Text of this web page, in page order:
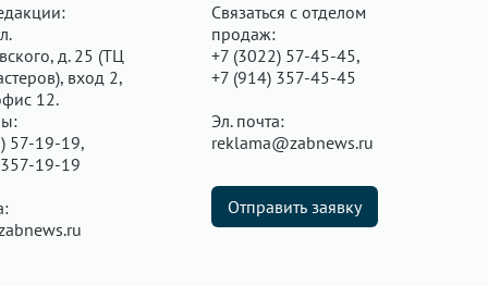
д. 25 (ТЦ
вход 2,
12.
57-19-19,
19-19
Связаться с отделом
продаж:
+7 (3022) 57-45-45,
+7 (914) 357-45-45
Эл. почта:
reklama@zabnews.ru
Отправить заявку